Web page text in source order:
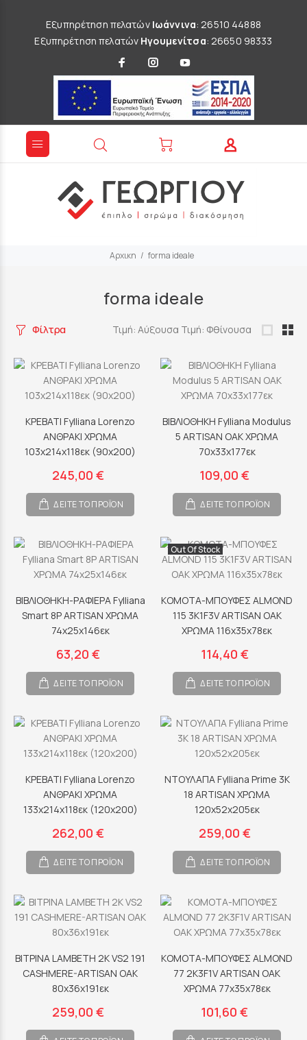
Εξυπηρέτηση πελατών Ιωάννινα: 26510 44888
Εξυπηρέτηση πελατών Ηγουμενίτσα: 26650 98333
Αρχικη forma ideale
forma ideale
Φίλτρα Τιμή: Αύξουσα Τιμή: Φθίνουσα
ΚΡΕΒΑΤΙ Fylliana Lorenzo
ΑΝΘΡΑΚΙ ΧΡΩΜΑ
103x214x118εκ (90x200)
245,00 €
ΔΕΙΤΕ ΤΟ ΠΡΟΪΟΝ
ΒΙΒΛΙΟΘΗΚΗ Fylliana Modulus
5 ARTISAN OAK ΧΡΩΜΑ
70x33x177εκ
109,00 €
ΔΕΙΤΕ ΤΟ ΠΡΟΪΟΝ
ΒΙΒΛΙΟΘΗΚΗ-ΡΑΦΙΕΡΑ Fylliana
Smart 8P ARTISAN ΧΡΩΜΑ
74x25x146εκ
63,20 €
ΔΕΙΤΕ ΤΟ ΠΡΟΪΟΝ
Out Of Stock
ΚΟΜΟΤΑ-ΜΠΟΥΦΕΣ ALMOND
115 3K1F3V ARTISAN OAK
ΧΡΩΜΑ 116x35x78εκ
114,40 €
ΔΕΙΤΕ ΤΟ ΠΡΟΪΟΝ
ΚΡΕΒΑΤΙ Fylliana Lorenzo
ΑΝΘΡΑΚΙ ΧΡΩΜΑ
133x214x118εκ (120x200)
262,00 €
ΔΕΙΤΕ ΤΟ ΠΡΟΪΟΝ
ΝΤΟΥΛΑΠΑ Fylliana Prime 3Κ
18 ARTISAN ΧΡΩΜΑ
120x52x205εκ
259,00 €
ΔΕΙΤΕ ΤΟ ΠΡΟΪΟΝ
ΒΙΤΡΙΝΑ LAMBETH 2K VS2 191
CASHMERE-ARTISAN OAK
80x36x191εκ
259,00 €
ΚΟΜΟΤΑ-ΜΠΟΥΦΕΣ ALMOND
77 2K3F1V ARTISAN OAK
ΧΡΩΜΑ 77x35x78εκ
101,60 €